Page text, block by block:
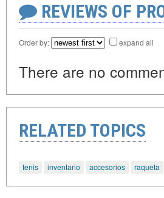
REVIEWS OF
Order by: expand all
There are no
RELATED TOPICS
tenis inventario accesorios raqueta